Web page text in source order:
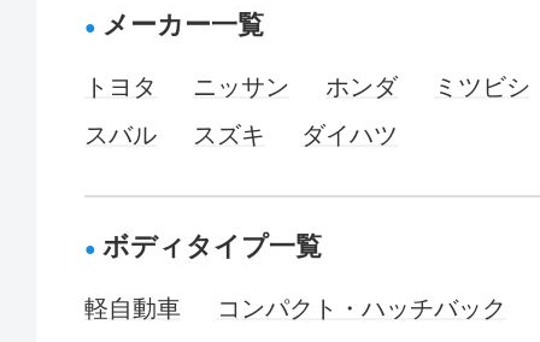
メーカー一覧
トヨタ ニッサン ホンダ
ミツビシ
スバル
スズキ ダイハツ
ボディタイプ一覧
軽自動車
コンパクト・ハッチバック